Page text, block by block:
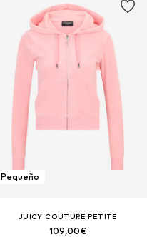
Pequeño
JUICY COUTURE PETITE
109,00€